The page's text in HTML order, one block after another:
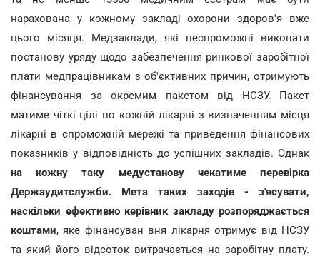
нарахована у кожному закладі охорони здоров'я вже
цього місяця. Медзаклади, які неспроможні виконати
постанову уряду щодо забезпечення ринкової заробітної
плати медпрацівникам з об'єктивних причин, отримують
фінансування за окремим пакетом від НСЗУ. Пакет
матиме чіткі цілі по кожній лікарні з визначенням місця
лікарні в спроможній мережі та приведення фінансових
показників у відповідність до успішних закладів. Однак
на кожну таку медустанову чекатиме перевірка
Держаудитслужби. Мета таких заходів - з'ясувати,
наскільки ефективно керівник закладу розпоряджається
коштами, яке фінансуван вня лікарня отримує від НСЗУ
та який його відсоток витрачається на заробітну плату.